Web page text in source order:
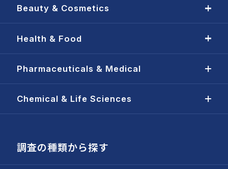
Beauty & Cosmetics
Health & Food
Pharmaceuticals & Medical
Chemical & Life Sciences
調査の種類から探す